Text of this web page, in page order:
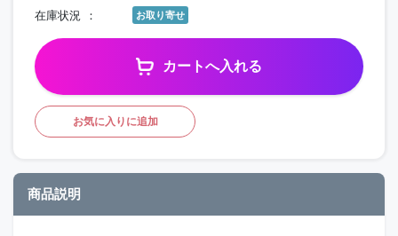
在庫状況 お取り寄せ
カートへ入れる
お気に入りに追加
商品説明